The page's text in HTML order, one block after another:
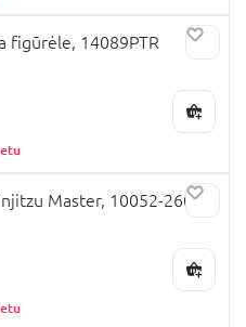
figūrėle, 14089PTR
Master, 10052-2601